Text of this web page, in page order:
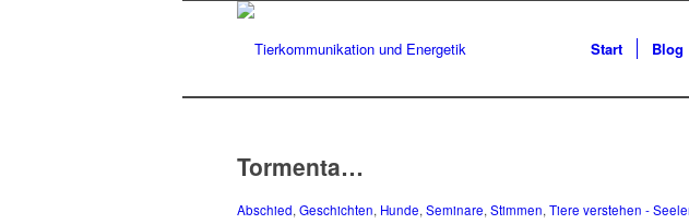
Start Blog
Tormenta…
Abschied, Geschichten, Hunde, Seminare, Stimmen, Tiere verstehen -